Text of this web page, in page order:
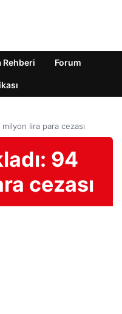
Rehberi Forum
milyon lira para cezası
94
cezası